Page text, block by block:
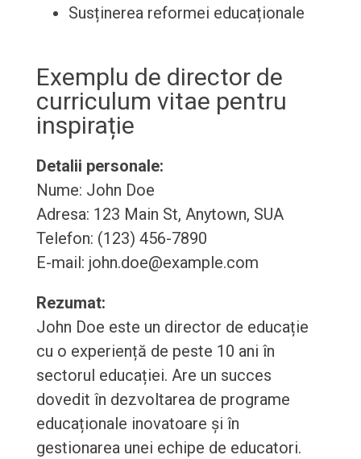
Susținerea reformei educaționale
Exemplu de director de
curriculum vitae pentru
inspirație
Detalii personale:
Nume: John Doe
Adresa: 123 Main St, Anytown, SUA
Telefon: (123) 456-7890
E-mail: john.doe@example.com
Rezumat:
John Doe este un director de educație
cu o experiență de peste 10 ani în
sectorul educației. Are un succes
dovedit în dezvoltarea de programe
educaționale inovatoare și în
gestionarea unei echipe de educatori.